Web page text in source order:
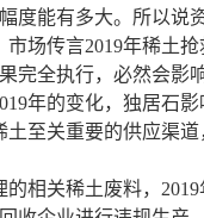
度能有多大。所以说
传言2019年稀土抢
完全执行，必然会影
的变化，独居石影
关重要的供应渠道
关稀土废料，2019